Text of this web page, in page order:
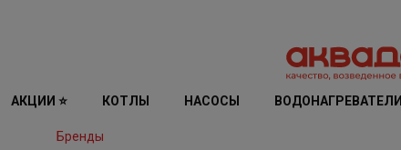
АКЦИИ ⭐ КОТЛЫ НАСОСЫ ВОДОНАГРЕВАТЕЛИ
Бренды